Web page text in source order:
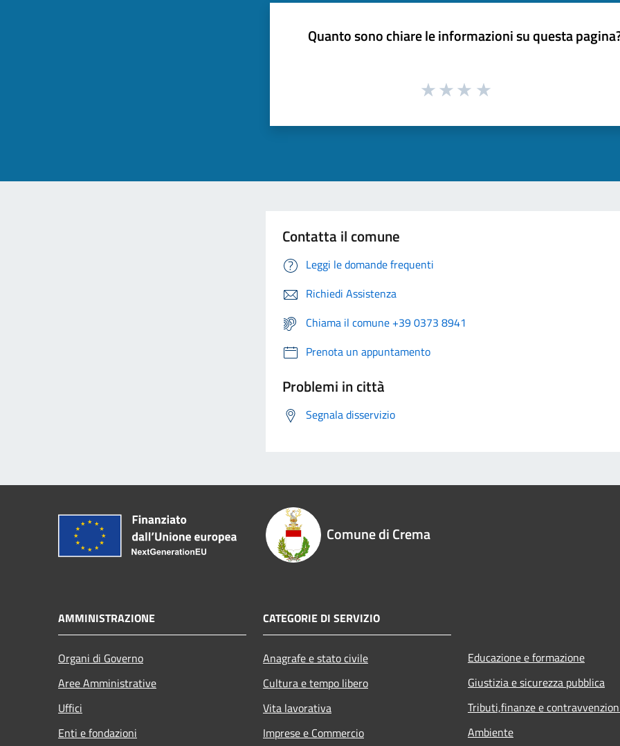
Quanto sono chiare le informazioni su questa
Contatta il comune
Leggi le domande frequenti
Richiedi Assistenza
Chiama il comune +39 0373 8941
Prenota un appuntamento
Problemi in città
Segnala disservizio
Comune di Crema
AMMINISTRAZIONE
Organi di Governo
Aree Amministrative
Uffici
Enti e fondazioni
CATEGORIE DI SERVIZIO
Anagrafe e stato civile
Cultura e tempo libero
Vita lavorativa
Imprese e Commercio
Educazione e formazione
Giustizia e sicurezza pubblica
Tributi,finanze e
Ambiente